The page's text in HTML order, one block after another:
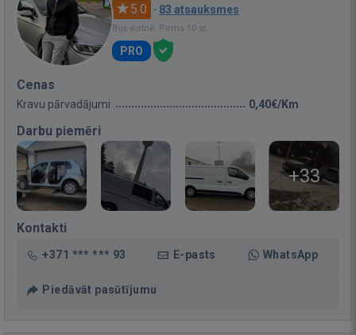
5.0 · 83 atsauksmes
Bija vietnē: Pirms 10 st.
PRO
Cenas
Kravu pārvadājumi 0,40€/Km
Darbu piemēri
+33
Kontakti
+371 *** *** 93 E-pasts WhatsApp
Piedāvāt pasūtījumu